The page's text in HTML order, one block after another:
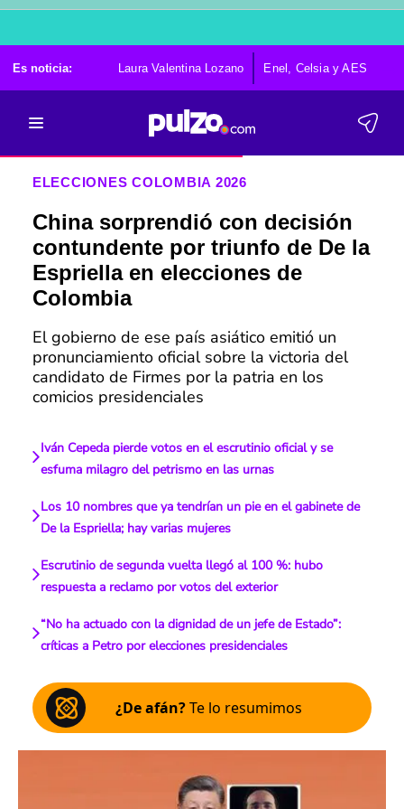
Es noticia: Laura Valentina Lozano Enel, Celsia y AES
ELECCIONES COLOMBIA 2026
China sorprendió con decisión
contundente por triunfo de De la
Espriella en elecciones de
Colombia
El gobierno de ese país asiático emitió un
pronunciamiento oficial sobre la victoria del
candidato de Firmes por la patria en los
comicios presidenciales
Iván Cepeda pierde votos en el escrutinio oficial y se
esfuma milagro del petrismo en las urnas
Los 10 nombres que ya tendrían un pie en el gabinete de
De la Espriella; hay varias mujeres
Escrutinio de segunda vuelta llegó al 100 %: hubo
respuesta a reclamo por votos del exterior
“No ha actuado con la dignidad de un jefe de Estado”:
críticas a Petro por elecciones presidenciales
¿De afán?Te lo resumimos